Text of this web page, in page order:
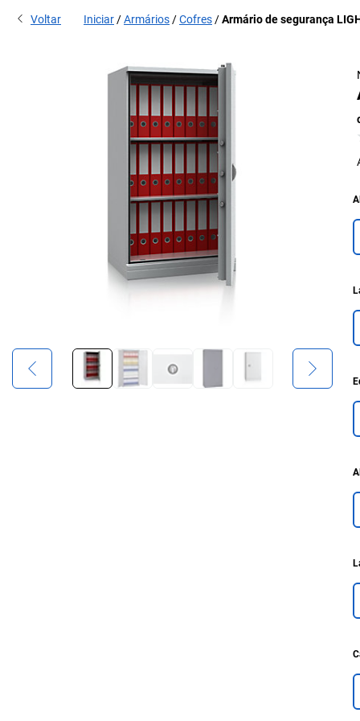
Voltar Iniciar Armários Cofres Armário de segurança